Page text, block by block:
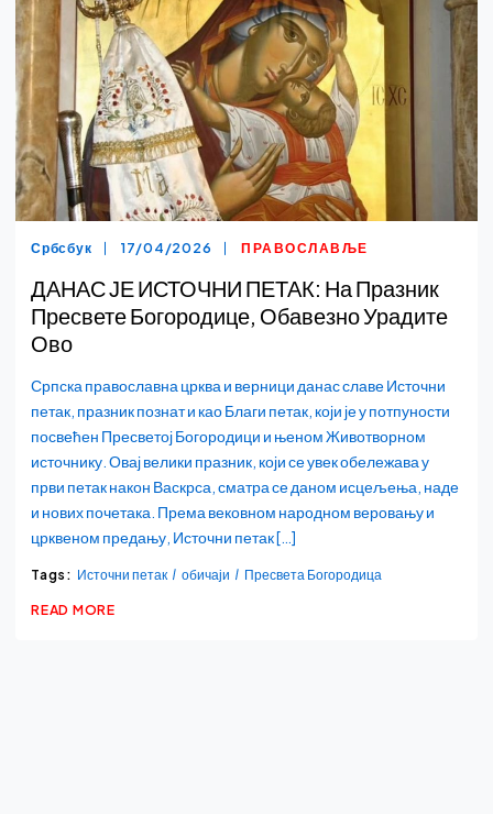
Србсбук 17/04/2026 ПРАВОСЛАВЉЕ
ДАНАС ЈЕ ИСТОЧНИ ПЕТАК: На Празник
Пресвете Богородице, Обавезно Урадите
Ово
Српска православна црква и верници данас славе Источни
петак, празник познат и као Благи петак, који је у потпуности
посвећен Пресветој Богородици и њеном Животворном
источнику. Овај велики празник, који се увек обележава у
први петак након Васкрса, сматра се даном исцељења, наде
и нових почетака. Према вековном народном веровању и
црквеном предању, Источни петак […]
Tags: Источни петак обичаји Пресвета Богородица
READ MORE